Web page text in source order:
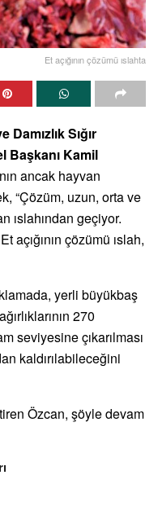
Et açığının çözümü ıslahta
Damızlık Sığır
Başkanı Kamil
ancak hayvan
“Çözüm, uzun, orta ve
ıslahından geçiyor.
açığının çözümü ıslah,
yerli büyükbaş
270
seviyesine çıkarılması
kaldırılabileceğini
Özcan, şöyle devam